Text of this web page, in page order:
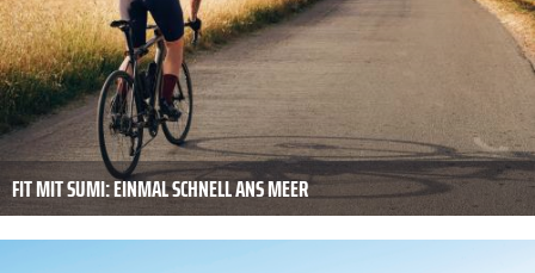
FIT MIT SUMI: EINMAL SCHNELL ANS MEER